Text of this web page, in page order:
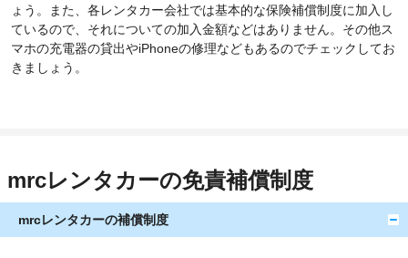
ょう。また、各レンタカー会社では基本的な保険補償制度に加入し
ているので、それについての加入金額などはありません。その他ス
マホの充電器の貸出やiPhoneの修理などもあるのでチェックしてお
きましょう。
mrcレンタカーの免責補償制度
mrcレンタカーの補償制度